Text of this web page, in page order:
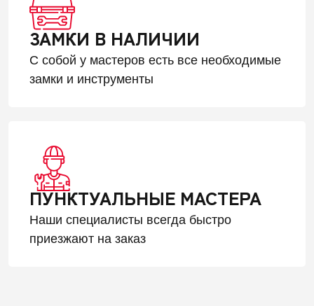
ЗАМКИ В НАЛИЧИИ
С собой у мастеров есть все необходимые
замки и инструменты
ПУНКТУАЛЬНЫЕ МАСТЕРА
Наши специалисты всегда быстро
приезжают на заказ